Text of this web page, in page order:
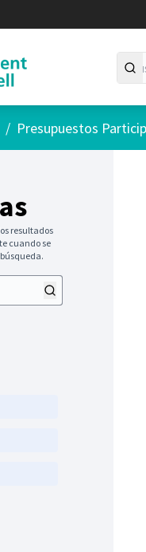
/ Presupuestos
resultados
cuando se